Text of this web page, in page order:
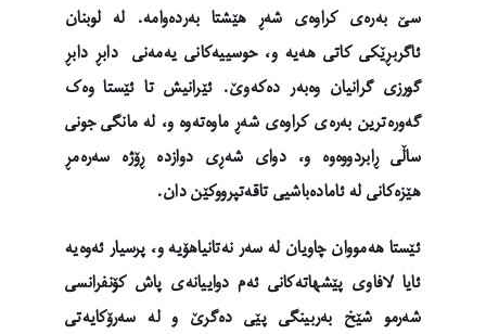
سێ بەرەی کراوەی شەڕ هێشتا بەردەوامە. لە لوبنان
ئاگربڕێکی کاتی هەیە و، حوسییەکانی یەمەنی دابڕ دابڕ
گورزی گرانیان وەبەر دەکەوێ. ئێرانیش تا ئێستا وەک
گەورەترین بەرەی کراوەی شەڕ ماوەتەوە و، لە مانگی جونی
ساڵی ڕابردووەوە و، دوای شەڕی دوازدە ڕۆژە سەرەمڕ
هێزەکانی لە ئامادەباشیی تاقەتپرووکێن دان.
ئێستا هەمووان چاویان لە سەر نەتانیاهۆیە و، پرسیار ئەوەیە
ئایا لافاوی پێشهاتەکانی ئەم دواییانەی پاش کۆنفرانسی
شەرمو شێخ بەربینگی پێی دەگرێ و لە سەرۆکایەتی